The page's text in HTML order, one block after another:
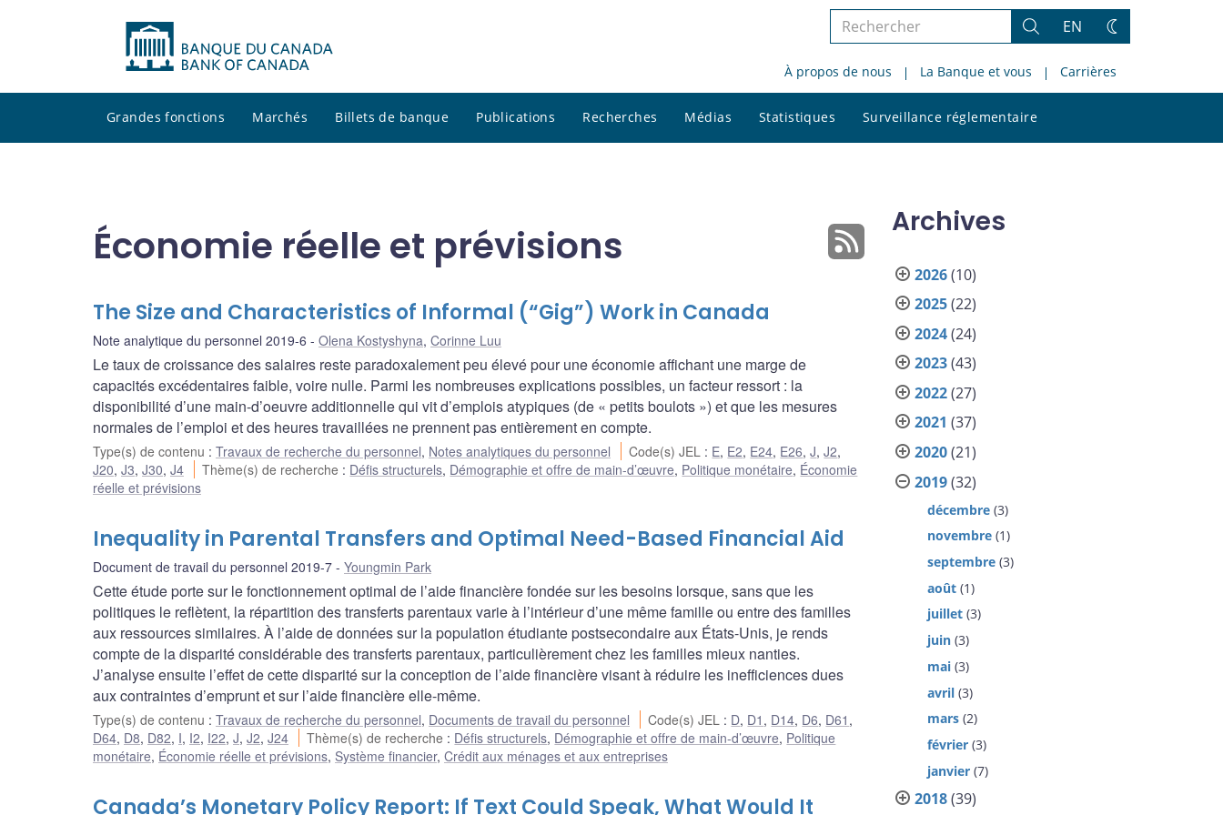
Rechercher
le
site
Rechercher
EN
Changez
thème
À propos de nous La Banque et vous Carrières
Grandes fonctions Marchés Billets de banque Publications Recherches Médias Statistiques Surveillance réglementaire
le
Économie réelle et prévisions
The Size and Characteristics of Informal (“Gig”) Work in Canada
Note analytique du personnel 2019-6 Olena Kostyshyna, Corinne Luu
Le taux de croissance des salaires reste paradoxalement peu élevé pour une économie affichant une marge de
capacités excédentaires faible, voire nulle. Parmi les nombreuses explications possibles, un facteur ressort : la
disponibilité d’une main-d’oeuvre additionnelle qui vit d’emplois atypiques (de « petits boulots ») et que les mesures
normales de l’emploi et des heures travaillées ne prennent pas entièrement en compte.
Type(s) de contenu : Travaux de recherche du personnel, Notes analytiques du personnel Code(s) JEL : E, E2, E24, E26,J,J2,
J20, J3, J30, J4 Thème(s) de recherche : Défis structurels, Démographie et offre de main-d’œuvre, Politique monétaire, Économie
réelle et prévisions
Inequality in Parental Transfers and Optimal Need-Based Financial Aid
Document de travail du personnel 2019-7 Youngmin Park
Cette étude porte sur le fonctionnement optimal de l’aide financière fondée sur les besoins lorsque, sans que les
politiques le reflètent, la répartition des transferts parentaux varie à l’intérieur d’une même famille ou entre des familles
aux ressources similaires. À l’aide de données sur la population étudiante postsecondaire aux États-Unis, je rends
compte de la disparité considérable des transferts parentaux, particulièrement chez les familles mieux nanties.
J’analyse ensuite l’effet de cette disparité sur la conception de l’aide financière visant à réduire les inefficiences dues
aux contraintes d’emprunt et sur l’aide financière elle-même.
Type(s) de contenu : Travaux de recherche du personnel, Documents de travail du personnel Code(s) JEL : D, D1 , D14, D6, D61 ,
D64, D8, D82, I, I2, I22, J, J2, J24 Thème(s) de recherche : Défis structurels, Démographie et offre de main-d’œuvre, Politique
monétaire, Économie réelle et prévisions, Système financier, Crédit aux ménages et aux entreprises
Canada’s Monetary Policy Report: If Text Could Speak, What Would It
Archives
2026(10)
2025(22)
2024(24)
2023(43)
2022(27)
2021 (37)
2020(21)
2019(32)
décembre (3)
novembre (1)
septembre (3)
août (1)
juillet (3)
juin (3)
mai (3)
avril (3)
mars (2)
février (3)
janvier (7)
2018(39)